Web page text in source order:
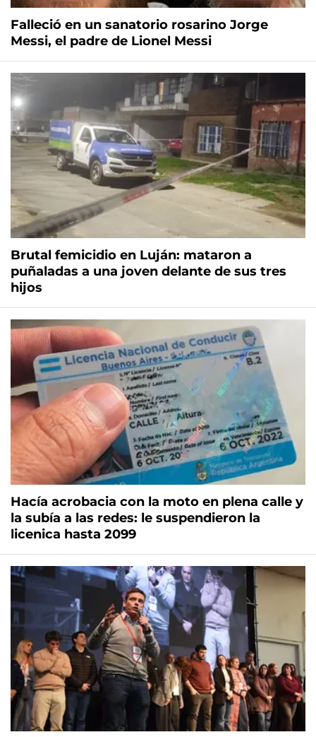
Falleció en un sanatorio rosarino Jorge
Messi, el padre de Lionel Messi
Brutal femicidio en Luján: mataron a
puñaladas a una joven delante de sus tres
hijos
Hacía acrobacia con la moto en plena calle y
la subía a las redes: le suspendieron la
licenica hasta 2099